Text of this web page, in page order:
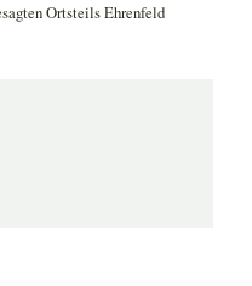
Ortsteils Ehrenfeld